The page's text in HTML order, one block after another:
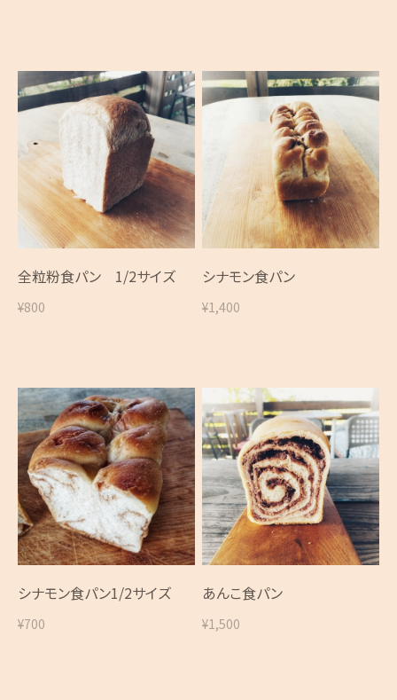
全粒粉食パン 1/2サイズ
¥800
シナモン食パン
¥1,400
シナモン食パン1/2サイズ
¥700
あんこ食パン
¥1,500